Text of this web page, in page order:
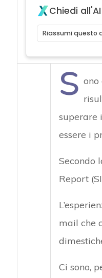
Chiedi all'AI
Riassumi questo
S ono
superare
essere i
Secondo
Report
mail che
Ci sono,